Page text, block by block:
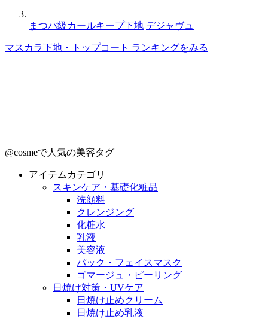
まつパ級カールキープ下地 デジャヴュ
マスカラ下地・トップコート ランキングをみる
@cosmeで人気の美容タグ
アイテムカテゴリ
スキンケア・基礎化粧品
洗顔料
クレンジング
化粧水
乳液
美容液
パック・フェイスマスク
ゴマージュ・ピーリング
日焼け対策・UVケア
日焼け止めクリーム
日焼け止め乳液